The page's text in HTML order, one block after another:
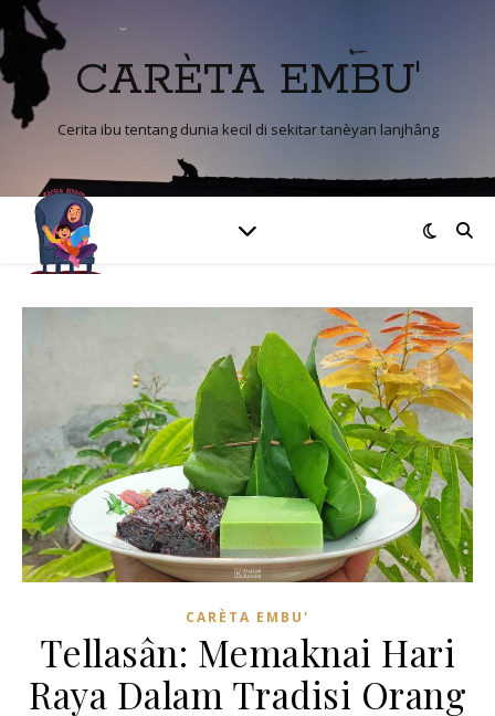
CARÈTA EMBU'
Cerita ibu tentang dunia kecil di sekitar tanèyan lanjhâng
CARÈTA EMBU'
Tellasân: Memaknai Hari
Raya Dalam Tradisi Orang